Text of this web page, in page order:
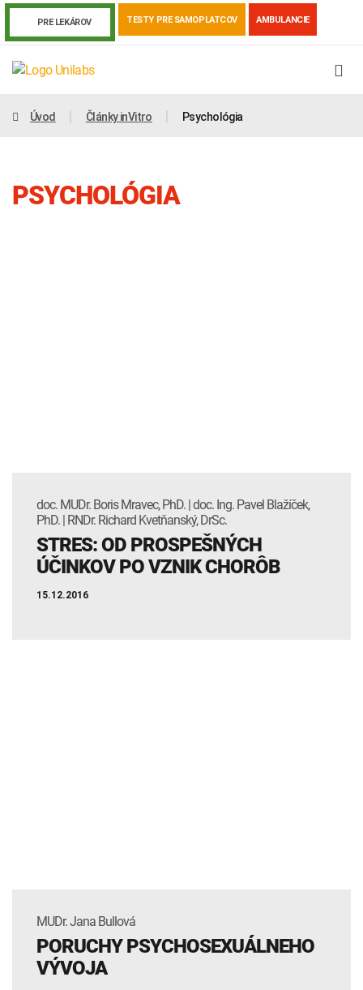
PRE LEKÁROV TESTY PRE SAMOPLATCOV AMBULANCIE
Úvod Články inVitro Psychológia
PSYCHOLÓGIA
doc. MUDr. Boris Mravec, PhD. | doc. Ing. Pavel Blažíček,
PhD. | RNDr. Richard Kvetňanský, DrSc.
STRES: OD PROSPEŠNÝCH
ÚČINKOV PO VZNIK CHORÔB
15.12.2016
MUDr. Jana Bullová
PORUCHY PSYCHOSEXUÁLNEHO
VÝVOJA